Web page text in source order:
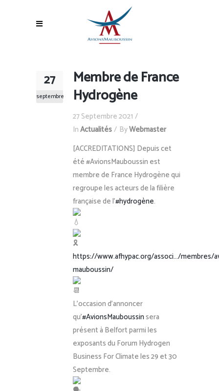
27
septembre
Membre de France
Hydrogène
27 Septembre 2021
InActualités ByWebmaster
[ACCREDITATIONS] Depuis cet
été #AvionsMauboussin est
membre de France Hydrogène qui
regroupe les acteurs de la filière
française de l’#hydrogène.
https://www.afhypac.org/associ…/membres/
mauboussin/
L’occasion d’annoncer
qu’#AvionsMauboussinsera
présent à Belfort parmi les
exposants du Forum Hydrogen
Business For Climate les 29 et 30
Septembre.